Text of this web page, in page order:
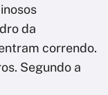
da
correndo.
Segundo a